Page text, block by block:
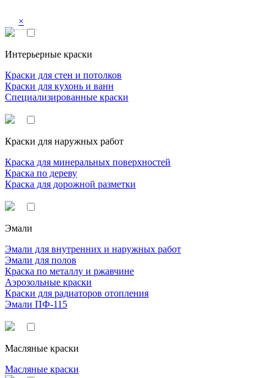
×
Интерьерные краски
Краски для стен и потолков
Краски для кухонь и ванн
Специализированные краски
Краски для наружных работ
Краска для минеральных поверхностей
Краска по дереву
Краска для дорожной разметки
Эмали
Эмали для внутренних и наружных работ
Эмали для полов
Краска по металлу и ржавчине
Аэрозольные краски
Краски для радиаторов отопления
Эмали ПФ-115
Масляные краски
Масляные краски